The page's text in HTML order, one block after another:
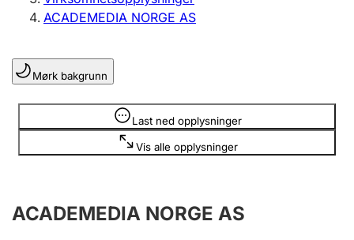
Enkeltpersonforetak
Registrere, endre, slette
Lag og forening
Registrere, endre, slette
Årsregnskap
ACADEMEDIA NORGE AS
Mørk bakgrunn
Last ned opplysninger
Vis alle opplysninger
Opplysninger er skjult
ACADEMEDIA NORGE AS